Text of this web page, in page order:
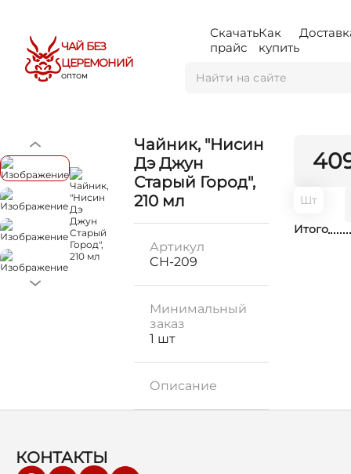
ЧАЙ БЕЗ
ЦЕРЕМОНИЙ
ОПТОМ
Скачать
прайс
Как
купить
Чайник, "Нисин
Дэ Джун
Старый Город",
210 мл
Артикул
CH-209
Минимальный
заказ
1 шт
Описание
Шт
Итого
КОНТАКТЫ